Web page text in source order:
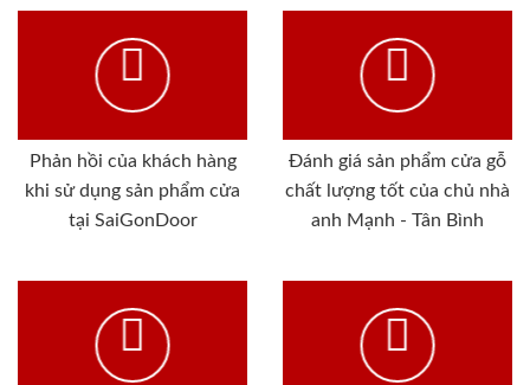
Phản hồi của khách hàng
khi sử dụng sản phẩm cửa
tại SaiGonDoor
Đánh giá sản phẩm cửa gỗ
chất lượng tốt của chủ nhà
anh Mạnh - Tân Bình